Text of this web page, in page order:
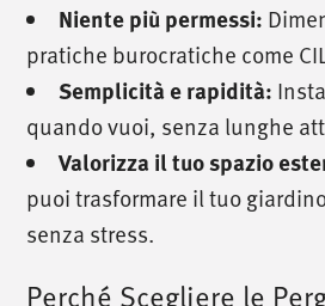
Niente più permessi:
pratiche burocratiche come
Semplicità e rapidità:
quando vuoi, senza lunghe
Valorizza il tuo spazio
puoi trasformare il tuo
senza stress.
Perché Scegliere le